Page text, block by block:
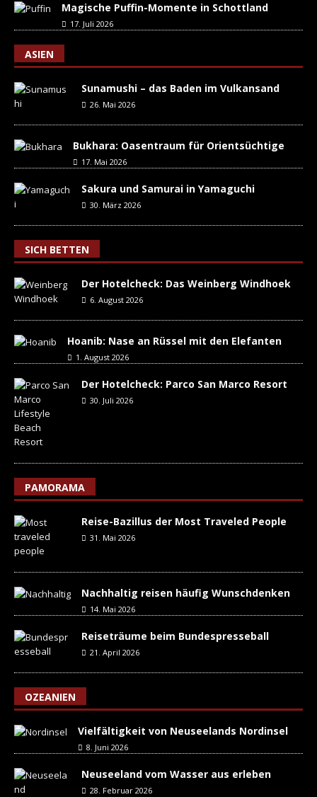
Magische Puffin-Momente in Schottland
17. Juli 2026
ASIEN
Sunamushi – das Baden im Vulkansand
26. Mai 2026
Bukhara: Oasentraum für Orientsüchtige
17. Mai 2026
Sakura und Samurai in Yamaguchi
30. März 2026
SICH BETTEN
Der Hotelcheck: Das Weinberg Windhoek
6. August 2026
Hoanib: Nase an Rüssel mit den Elefanten
1. August 2026
Der Hotelcheck: Parco San Marco Resort
30. Juli 2026
PAMORAMA
Reise-Bazillus der Most Traveled People
31. Mai 2026
Nachhaltig reisen häufig Wunschdenken
14. Mai 2026
Reiseträume beim Bundespresseball
21. April 2026
OZEANIEN
Vielfältigkeit von Neuseelands Nordinsel
8. Juni 2026
Neuseeland vom Wasser aus erleben
28. Februar 2026